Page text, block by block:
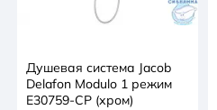
Душевая система Jacob
Delafon Modulo 1 режим
E30759-CP (хром)